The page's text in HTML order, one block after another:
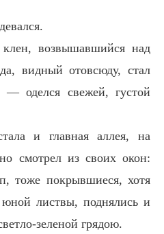
возвышавшийся над
видный отовсюду, стал
оделся свежей, густой
и главная аллея, на
смотрел из своих окон:
тоже покрывшиеся, хотя
листвы, поднялись и
зеленой грядою.